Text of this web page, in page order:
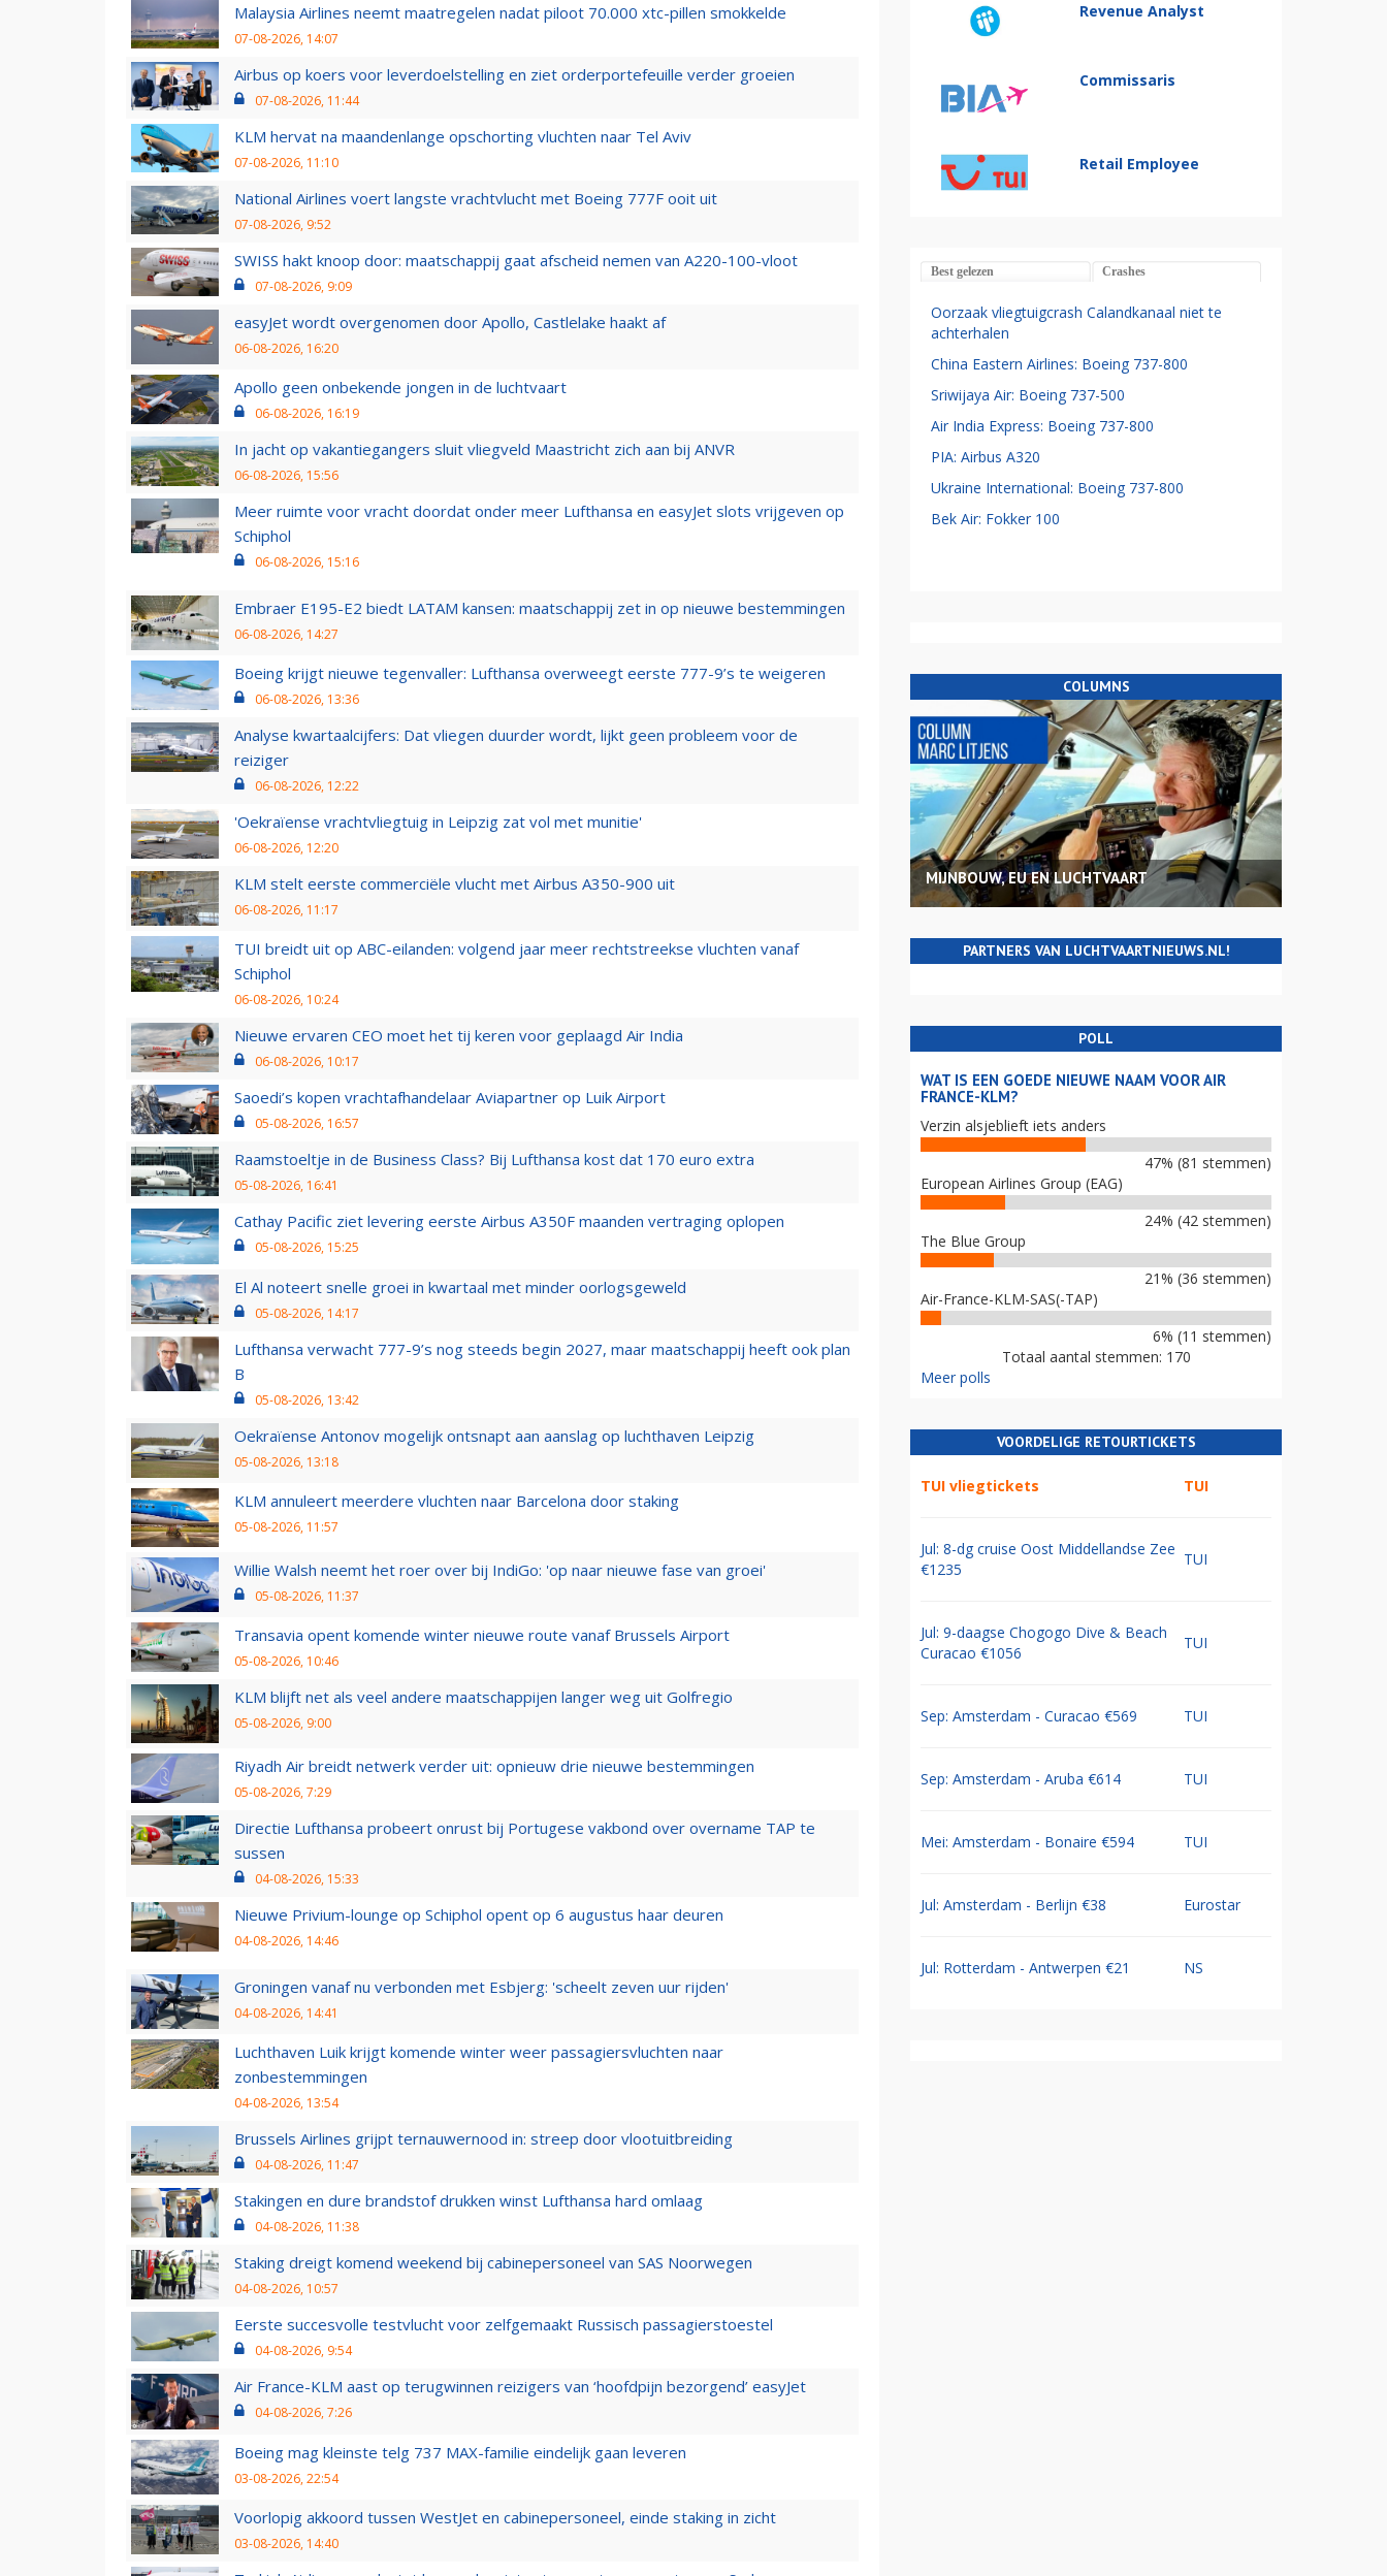
Malaysia Airlines neemt maatregelen nadat piloot 70.000 xtc-pillen smokkelde
07-08-2026, 14:07
Airbus op koers voor leverdoelstelling en ziet orderportefeuille verder groeien
07-08-2026, 11:44
KLM hervat na maandenlange opschorting vluchten naar Tel Aviv
07-08-2026, 11:10
National Airlines voert langste vrachtvlucht met Boeing 777F ooit uit
07-08-2026, 9:52
SWISS hakt knoop door: maatschappij gaat afscheid nemen van A220-100-vloot
07-08-2026, 9:09
easyJet wordt overgenomen door Apollo, Castlelake haakt af
06-08-2026, 16:20
Apollo geen onbekende jongen in de luchtvaart
06-08-2026, 16:19
In jacht op vakantiegangers sluit vliegveld Maastricht zich aan bij ANVR
06-08-2026, 15:56
Meer ruimte voor vracht doordat onder meer Lufthansa en easyJet slots vrijgeven op
Schiphol
06-08-2026, 15:16
Embraer E195-E2 biedt LATAM kansen: maatschappij zet in op nieuwe bestemmingen
06-08-2026, 14:27
Boeing krijgt nieuwe tegenvaller: Lufthansa overweegt eerste 777-9’s te weigeren
06-08-2026, 13:36
Analyse kwartaalcijfers: Dat vliegen duurder wordt, lijkt geen probleem voor de
reiziger
06-08-2026, 12:22
'Oekraïense vrachtvliegtuig in Leipzig zat vol met munitie'
06-08-2026, 12:20
KLM stelt eerste commerciële vlucht met Airbus A350-900 uit
06-08-2026, 11:17
TUI breidt uit op ABC-eilanden: volgend jaar meer rechtstreekse vluchten vanaf
Schiphol
06-08-2026, 10:24
Nieuwe ervaren CEO moet het tij keren voor geplaagd Air India
06-08-2026, 10:17
Saoedi’s kopen vrachtafhandelaar Aviapartner op Luik Airport
05-08-2026, 16:57
Raamstoeltje in de Business Class? Bij Lufthansa kost dat 170 euro extra
05-08-2026, 16:41
Cathay Pacific ziet levering eerste Airbus A350F maanden vertraging oplopen
05-08-2026, 15:25
El Al noteert snelle groei in kwartaal met minder oorlogsgeweld
05-08-2026, 14:17
Lufthansa verwacht 777-9’s nog steeds begin 2027, maar maatschappij heeft ook plan
B
05-08-2026, 13:42
Oekraïense Antonov mogelijk ontsnapt aan aanslag op luchthaven Leipzig
05-08-2026, 13:18
KLM annuleert meerdere vluchten naar Barcelona door staking
05-08-2026, 11:57
Willie Walsh neemt het roer over bij IndiGo: 'op naar nieuwe fase van groei'
05-08-2026, 11:37
Transavia opent komende winter nieuwe route vanaf Brussels Airport
05-08-2026, 10:46
KLM blijft net als veel andere maatschappijen langer weg uit Golfregio
05-08-2026, 9:00
Riyadh Air breidt netwerk verder uit: opnieuw drie nieuwe bestemmingen
05-08-2026, 7:29
Directie Lufthansa probeert onrust bij Portugese vakbond over overname TAP te
sussen
04-08-2026, 15:33
Nieuwe Privium-lounge op Schiphol opent op 6 augustus haar deuren
04-08-2026, 14:46
Groningen vanaf nu verbonden met Esbjerg: 'scheelt zeven uur rijden'
04-08-2026, 14:41
Luchthaven Luik krijgt komende winter weer passagiersvluchten naar
zonbestemmingen
04-08-2026, 13:54
Brussels Airlines grijpt ternauwernood in: streep door vlootuitbreiding
04-08-2026, 11:47
Stakingen en dure brandstof drukken winst Lufthansa hard omlaag
04-08-2026, 11:38
Staking dreigt komend weekend bij cabinepersoneel van SAS Noorwegen
04-08-2026, 10:57
Eerste succesvolle testvlucht voor zelfgemaakt Russisch passagierstoestel
04-08-2026, 9:54
Air France-KLM aast op terugwinnen reizigers van ‘hoofdpijn bezorgend’ easyJet
04-08-2026, 7:26
Boeing mag kleinste telg 737 MAX-familie eindelijk gaan leveren
03-08-2026, 22:54
Voorlopig akkoord tussen WestJet en cabinepersoneel, einde staking in zicht
03-08-2026, 14:40
Revenue Analyst
Commissaris
Retail Employee
Best gelezen Crashes
Oorzaak vliegtuigcrash Calandkanaal niet te
achterhalen
China Eastern Airlines: Boeing 737-800
Sriwijaya Air: Boeing 737-500
Air India Express: Boeing 737-800
PIA: Airbus A320
Ukraine International: Boeing 737-800
Bek Air: Fokker 100
COLUMNS
MIJNBOUW, EU EN LUCHTVAART
PARTNERS VAN LUCHTVAARTNIEUWS.NL!
POLL
WAT IS EEN GOEDE NIEUWE NAAM VOOR AIR
FRANCE-KLM?
Verzin alsjeblieft iets anders
47% (81 stemmen)
European Airlines Group (EAG)
24% (42 stemmen)
The Blue Group
21% (36 stemmen)
Air-France-KLM-SAS(-TAP)
6% (11 stemmen)
Totaal aantal stemmen: 170
Meer polls
VOORDELIGE RETOURTICKETS
TUI vliegtickets TUI
Jul: 8-dg cruise Oost Middellandse Zee
€1235
TUI
Jul: 9-daagse Chogogo Dive & Beach
Curacao €1056
TUI
Sep: Amsterdam - Curacao €569 TUI
Sep: Amsterdam - Aruba €614 TUI
Mei: Amsterdam - Bonaire €594 TUI
Jul: Amsterdam - Berlijn €38 Eurostar
Jul: Rotterdam - Antwerpen €21 NS